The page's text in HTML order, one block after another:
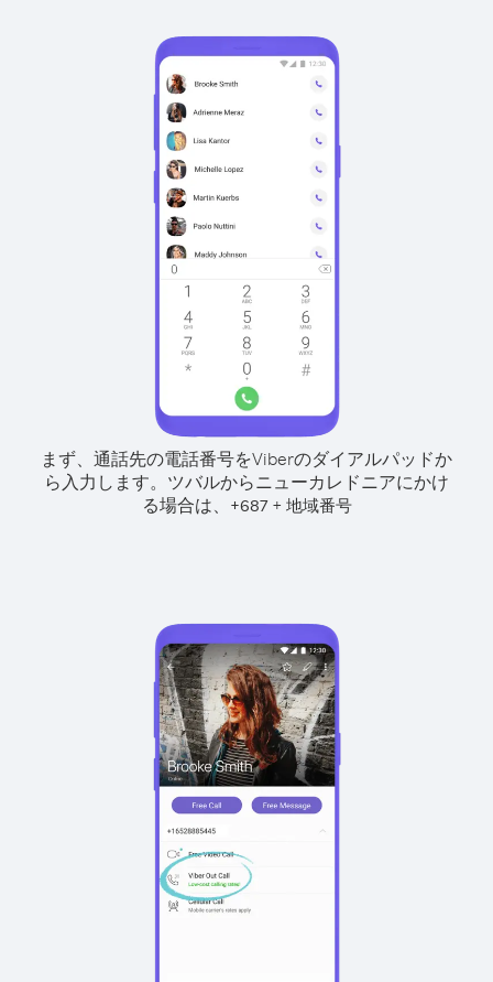
まず、通話先の電話番号をViberのダイアルパッドか
ら入力します。 ツバルからニューカレドニアにかけ
る場合は、
+687+ 地域番号